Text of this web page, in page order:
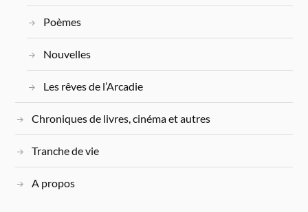
Poèmes
Nouvelles
Les rêves de l’Arcadie
Chroniques de livres, cinéma et autres
Tranche de vie
A propos